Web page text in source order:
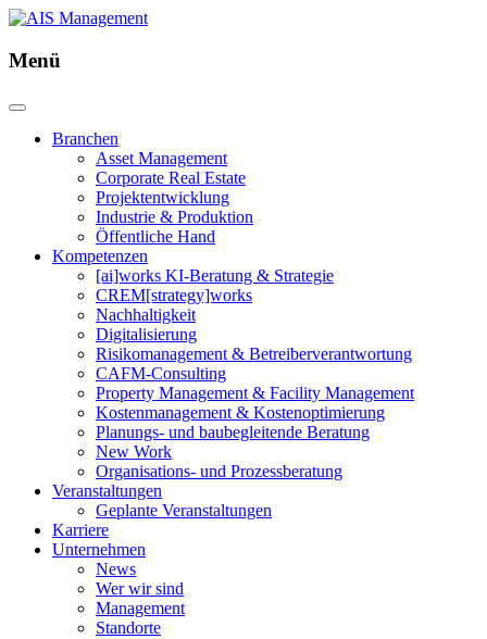
Menü
Branchen
Asset Management
Corporate Real Estate
Projektentwicklung
Industrie & Produktion
Öffentliche Hand
Kompetenzen
[ai]works KI-Beratung & Strategie
CREM[strategy]works
Nachhaltigkeit
Digitalisierung
Risikomanagement & Betreiberverantwortung
CAFM-Consulting
Property Management & Facility Management
Kostenmanagement & Kostenoptimierung
Planungs- und baubegleitende Beratung
New Work
Organisations- und Prozessberatung
Veranstaltungen
Geplante Veranstaltungen
Karriere
Unternehmen
News
Wer wir sind
Management
Standorte